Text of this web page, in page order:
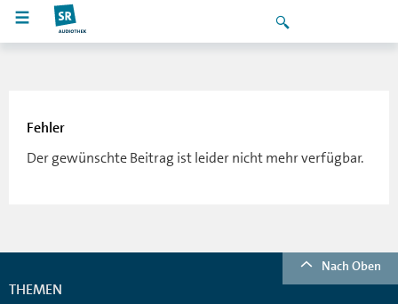
Fehler
Der gewünschte Beitrag ist leider nicht mehr verfügbar.
Nach Oben
THEMEN